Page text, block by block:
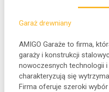
Garaż drewniany
AMIGO Garaże to firma,
garaży i konstrukcji
nowoczesnych technologii i
charakteryzują się
Firma oferuje szeroki